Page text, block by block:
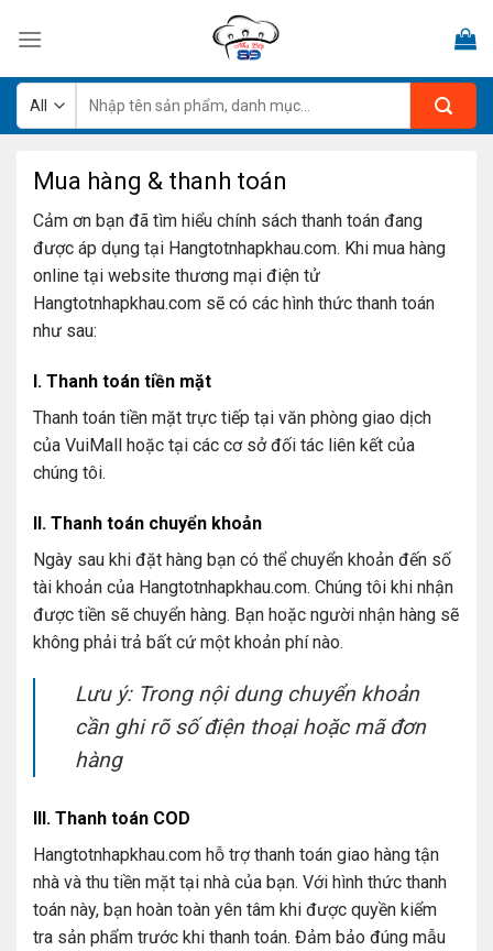
kiếm:
Mua hàng & thanh toán
Cảm ơn bạn đã tìm hiểu chính sách thanh toán đang
được áp dụng tại Hangtotnhapkhau.com. Khi mua hàng
online tại website thương mại điện tử
Hangtotnhapkhau.com sẽ có các hình thức thanh toán
như sau:
I. Thanh toán tiền mặt
Thanh toán tiền mặt trực tiếp tại văn phòng giao dịch
của VuiMall hoặc tại các cơ sở đối tác liên kết của
chúng tôi.
II. Thanh toán chuyển khoản
Ngày sau khi đặt hàng bạn có thể chuyển khoản đến số
tài khoản của Hangtotnhapkhau.com. Chúng tôi khi nhận
được tiền sẽ chuyển hàng. Bạn hoặc người nhận hàng sẽ
không phải trả bất cứ một khoản phí nào.
Lưu ý: Trong nội dung chuyển khoản
cần ghi rõ số điện thoại hoặc mã đơn
hàng
III. Thanh toán COD
Hangtotnhapkhau.com hỗ trợ thanh toán giao hàng tận
nhà và thu tiền mặt tại nhà của bạn. Với hình thức thanh
toán này, bạn hoàn toàn yên tâm khi được quyền kiểm
tra sản phẩm trước khi thanh toán. Đảm bảo đúng mẫu